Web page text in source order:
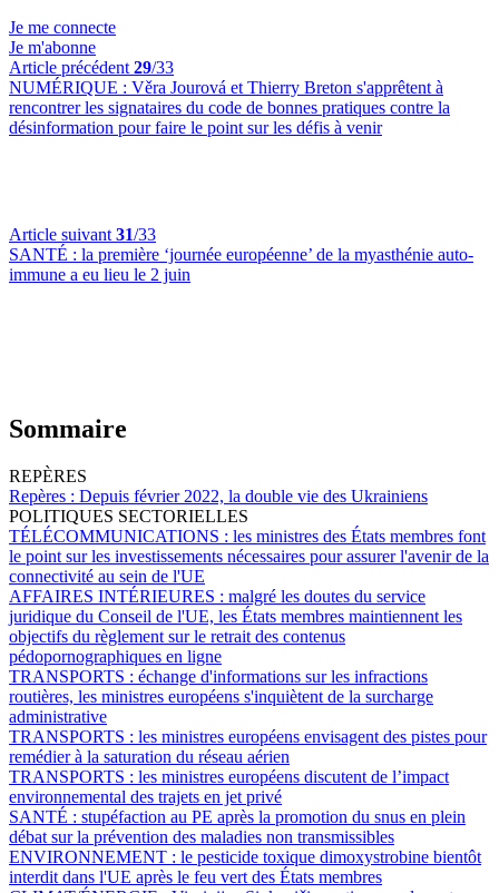
Je me connecte
Je m'abonne
Article précédent 29/33
NUMÉRIQUE : Věra Jourová et Thierry Breton s'apprêtent à
rencontrer les signataires du code de bonnes pratiques contre la
désinformation pour faire le point sur les défis à venir
Article suivant 31/33
SANTÉ : la première ‘journée européenne’ de la myasthénie auto-
immune a eu lieu le 2 juin
Sommaire
REPÈRES
Repères : Depuis février 2022, la double vie des Ukrainiens
POLITIQUES SECTORIELLES
TÉLÉCOMMUNICATIONS : les ministres des États membres font
le point sur les investissements nécessaires pour assurer l'avenir de la
connectivité au sein de l'UE
AFFAIRES INTÉRIEURES : malgré les doutes du service
juridique du Conseil de l'UE, les États membres maintiennent les
objectifs du règlement sur le retrait des contenus
pédopornographiques en ligne
TRANSPORTS : échange d'informations sur les infractions
routières, les ministres européens s'inquiètent de la surcharge
administrative
TRANSPORTS : les ministres européens envisagent des pistes pour
remédier à la saturation du réseau aérien
TRANSPORTS : les ministres européens discutent de l’impact
environnemental des trajets en jet privé
SANTÉ : stupéfaction au PE après la promotion du snus en plein
débat sur la prévention des maladies non transmissibles
ENVIRONNEMENT : le pesticide toxique dimoxystrobine bientôt
interdit dans l'UE après le feu vert des États membres